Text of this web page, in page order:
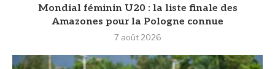
Mondial féminin U20 : la liste finale des
Amazones pour la Pologne connue
7 août 2026